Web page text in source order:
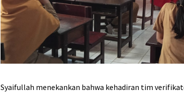
‎Syaifullah menekankan bahwa kehadiran tim